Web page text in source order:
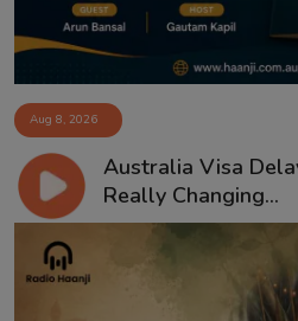
Aug 8, 2026
Australia Visa
Really Changing...